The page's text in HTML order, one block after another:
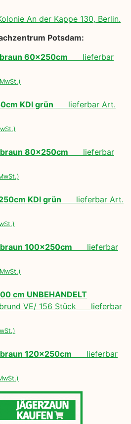
An der Kappe 130, Berlin.
Potsdam:
60x250cm lieferbar
KDI grün lieferbar Art.
80x250cm lieferbar
KDI grün lieferbar Art.
100x250cm lieferbar
cm UNBEHANDELT
VE/ 156 Stück lieferbar
120x250cm lieferbar